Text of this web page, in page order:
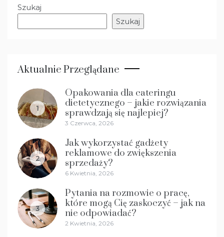
Szukaj
Szukaj
Aktualnie Przeglądane
1
Opakowania dla cateringu
dietetycznego – jakie rozwiązania
sprawdzają się najlepiej?
3 Czerwca, 2026
2
Jak wykorzystać gadżety
reklamowe do zwiększenia
sprzedaży?
6 Kwietnia, 2026
3
Pytania na rozmowie o pracę,
które mogą Cię zaskoczyć – jak na
nie odpowiadać?
2 Kwietnia, 2026